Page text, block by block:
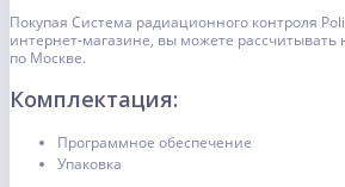
Покупая Cистема радиационного контроля
интернет-магазине, вы можете рассчитывать
по Москве.
Комплектация:
Программное обеспечение
Упаковка